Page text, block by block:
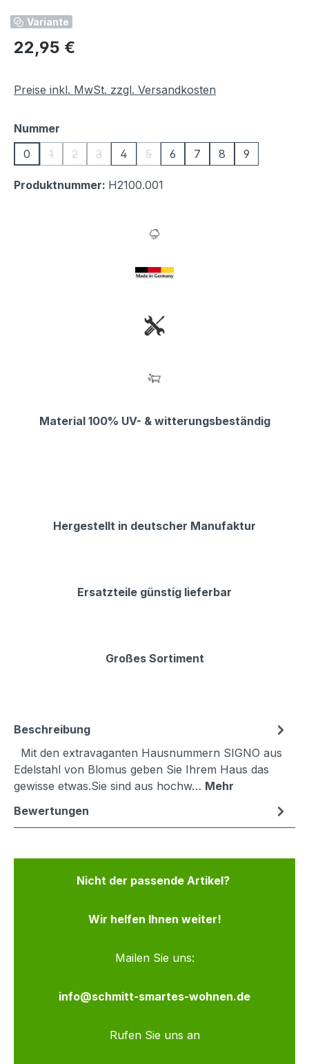
Variante
Regulärer Preis:
22,95 €
Preise inkl. MwSt. zzgl. Versandkosten
Nummer
0
1
(Diese Option ist zurzeit nicht verfügbar.)
2
(Diese Option ist zurzeit nicht verfügbar.)
3
(Diese Option ist zurzeit nicht verfügbar.)
4 5
(Diese Option ist zurzeit nicht
6 7 8 9
Produktnummer: H2100.001
Material 100% UV- & witterungsbeständig
Hergestellt in deutscher Manufaktur
Ersatzteile günstig lieferbar
Großes Sortiment
Beschreibung
Mit den extravaganten Hausnummern SIGNO aus
Edelstahl von Blomus geben Sie Ihrem Haus das
gewisse etwas.Sie sind aus hochw… Mehr
Bewertungen
Nicht der passende Artikel?
Wir helfen Ihnen weiter!
Mailen Sie uns:
info@schmitt-smartes-wohnen.de
Rufen Sie uns an